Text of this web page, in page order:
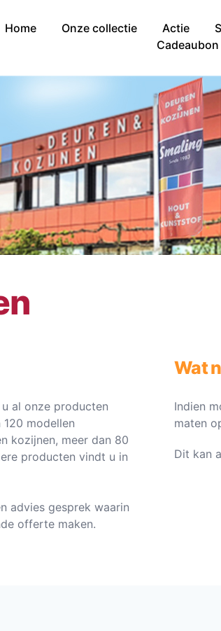
Home Onze collectie Actie
Cadeaubon
al onze producten
modellen
kozijnen, meer dan 80
producten vindt u in
advies gesprek waarin
offerte maken.
Wat
Indien
maten
Dit kan